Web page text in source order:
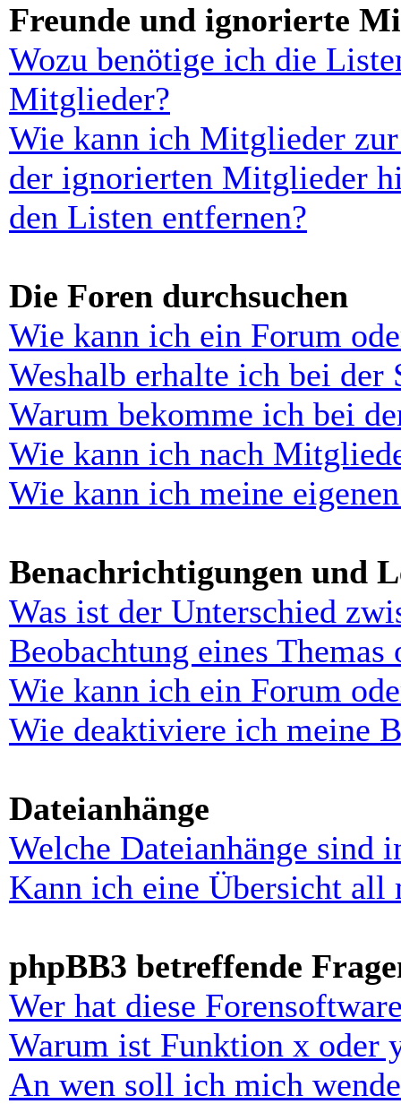
Freunde und ignorierte
Wozu benötige ich die
Mitglieder?
Wie kann ich Mitglieder
der ignorierten Mitglieder
den Listen entfernen?
Die Foren durchsuchen
Wie kann ich ein Forum
Weshalb erhalte ich bei der
Warum bekomme ich bei
Wie kann ich nach
Wie kann ich meine
Benachrichtigungen und
Was ist der Unterschied
Beobachtung eines Themas
Wie kann ich ein Forum
Wie deaktiviere ich meine
Dateianhänge
Welche Dateianhänge sind
Kann ich eine Übersicht all
phpBB3 betreffende
Wer hat diese
Warum ist Funktion x oder
An wen soll ich mich